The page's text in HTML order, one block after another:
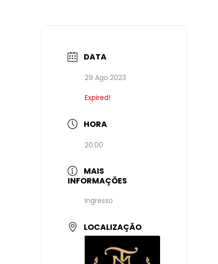
DATA
29 Ago 2023
Expired!
HORA
20:00
MAIS
INFORMAÇÕES
Ingresso
LOCALIZAÇÃO